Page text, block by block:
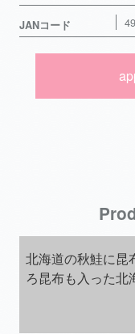
JANコード
北海道の秋鮭に昆
ろ昆布も入った北